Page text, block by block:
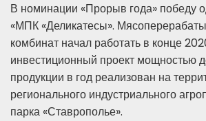
В номинации «Прорыв года» победу
«МПК «Деликатесы».
комбинат начал работать в конце
инвестиционный проект мощностью
продукции в год реализован на
регионального индустриального
парка «Ставрополье».